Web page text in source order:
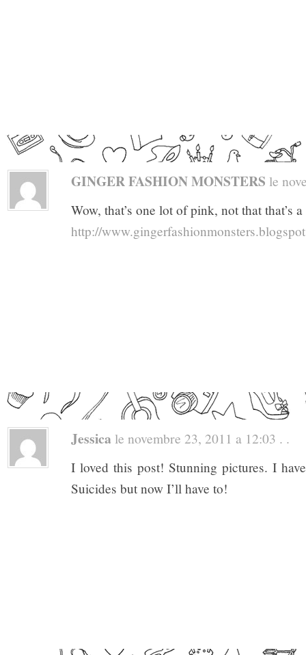
GINGER FASHION MONSTERS le
Wow, that’s one lot of pink, not that
http://
Jessica le novembre 23, 2011 a 12:03 . .
I loved this post! Stunning pictures. I
Suicides but now I’ll have to!